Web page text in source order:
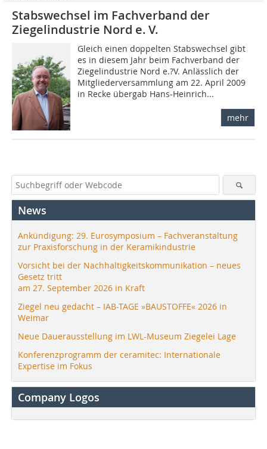
Stabswechsel im Fachverband der
Ziegelindustrie Nord e. V.
Gleich einen doppelten Stabswechsel gibt
es in diesem Jahr beim Fachverband der
Ziegelindustrie Nord e.?V. Anlässlich der
Mitglieder­versammlung am 22. April 2009
in Recke übergab Hans-Heinrich...
mehr
News
Ankündigung: 29. Eurosymposium – Fachveranstaltung
zur Praxisforschung in der Keramikindustrie
Vorsicht bei der Nachhaltigkeitskommunikation – neues
Gesetz tritt
am 27. September 2026 in Kraft
Ziegel neu gedacht – IAB-TAGE »BAUSTOFFE« 2026 in
Weimar
Neue Dauerausstellung im LWL-Museum Ziegelei Lage
Konferenzprogramm der ceramitec: Internationale
Expertise im Fokus
Company Logos